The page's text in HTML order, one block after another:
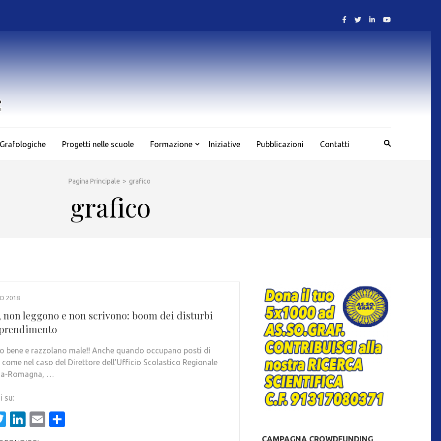
AS.SO.GRAF.
Progetti nelle scuole Formazione Iniziative Pubblicazioni Contatti
Pagina Principale > grafico
grafico
2018
non leggono e non scrivono: boom dei disturbi
bene e razzolano male!! Anche quando occupano posti di
nel caso del Direttore dell’Ufficio Scolastico Regionale
Romagna, …
su:
Twitter
LinkedIn
Email
CAMPAGNA CROWDFUNDING